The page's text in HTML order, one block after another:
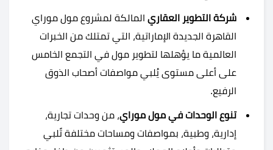
شركة التطوير العقاري المالكة لمشروع مول موراي
القاهرة الجديدة الإماراتية، التي تمتلك من الخبرات
العالمية ما يؤهلها لتطوير مول في التجمع الخامس
على أعلى مستوى يُلبي مواصفات أصحاب الذوق
الرفيع.
تنوع الوحدات في مول موراي، من وحدات تجارية،
إدارية، وطبية، بمواصفات ومساحات مختلفة تًلبي